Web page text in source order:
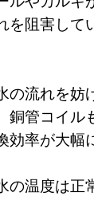
を阻害して
の流れを妨
銅管コイル
効率が大幅
の温度は正